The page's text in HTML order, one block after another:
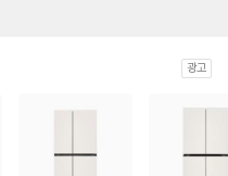
광고